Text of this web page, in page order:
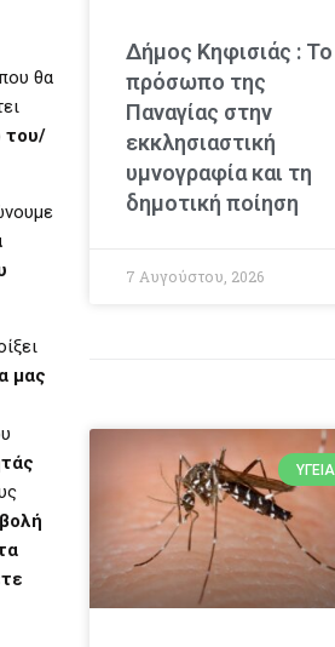
θα
του/
μας
Δήμος Κηφισιάς : Το
πρόσωπο της
Παναγίας στην
εκκλησιαστική
υμνογραφία και τη
δημοτική ποίηση
7 Αυγούστου, 2026
ΥΓΕΊΑ